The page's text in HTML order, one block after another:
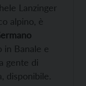
Lanzinger
alpino, è
in Banale e
gente di
disponibile.